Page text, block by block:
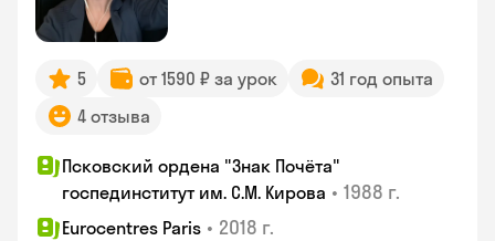
5 от 1590 ₽ за урок
31 год опыта
4 отзыва
Псковский ордена "Знак Почёта"
госпединститут им. С.М. Кирова • 1988 г.
Eurocentres Paris • 2018 г.